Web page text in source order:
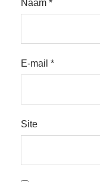
Naam *
E-mail *
Site